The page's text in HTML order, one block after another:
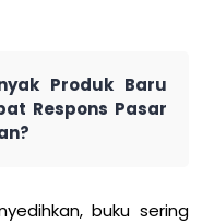
Produk Baru
Respons Pasar
buku sering